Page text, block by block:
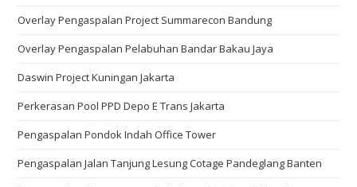
Overlay Pengaspalan Project Summarecon Bandung
Overlay Pengaspalan Pelabuhan Bandar Bakau Jaya
Daswin Project Kuningan Jakarta
Perkerasan Pool PPD Depo E Trans Jakarta
Pengaspalan Pondok Indah Office Tower
Pengaspalan Jalan Tanjung Lesung Cotage Pandeglang Banten